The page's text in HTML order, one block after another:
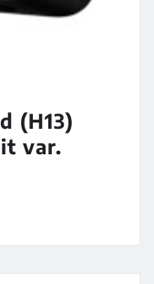
(H13)
var.